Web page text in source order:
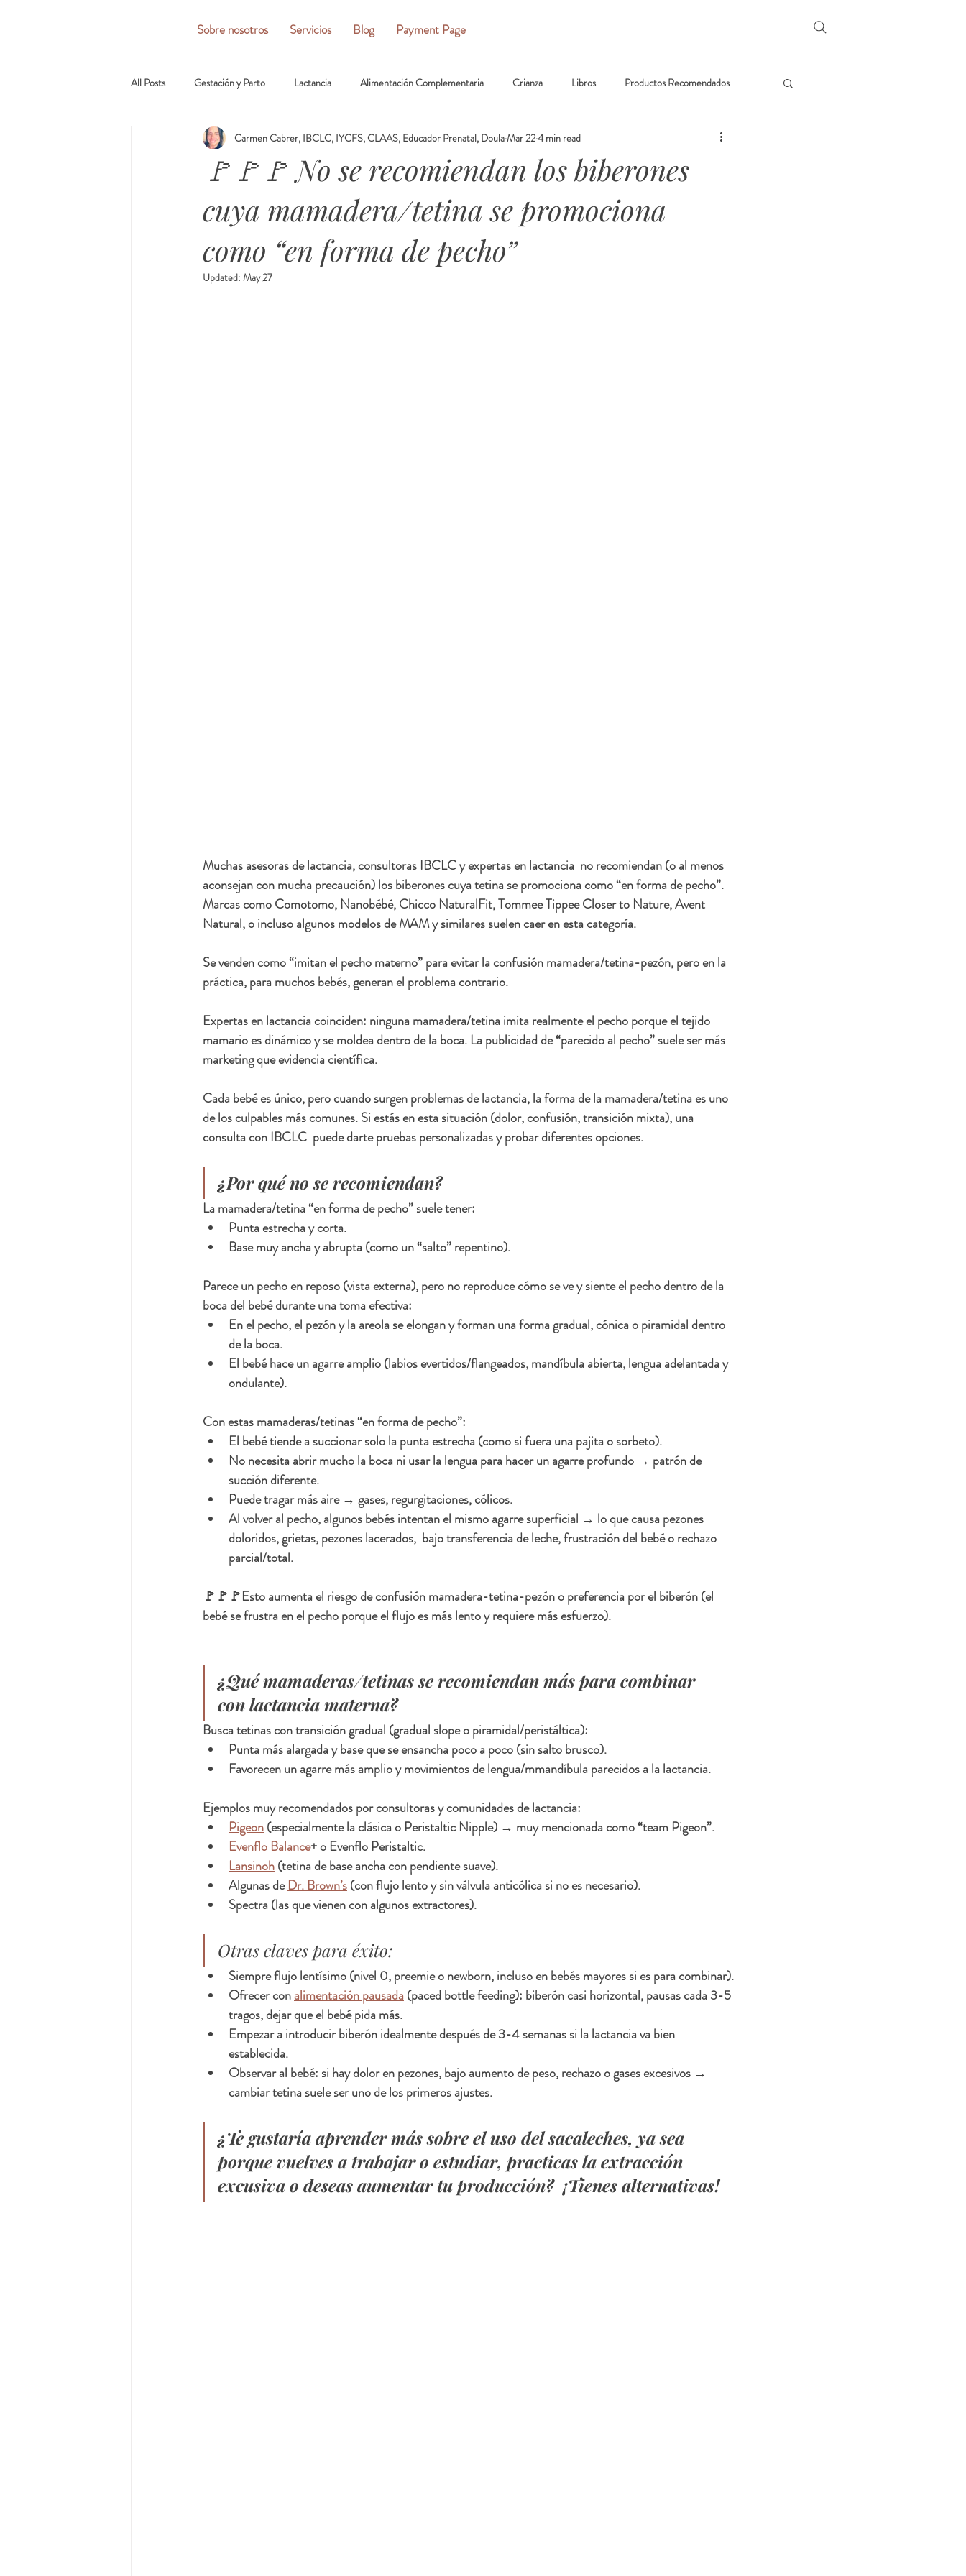
Sobre nosotros Servicios Blog Payment Page
All Posts Gestación y Parto Lactancia Alimentación Complementaria Crianza Libros Productos Recomendados
🚩🚩🚩 No se recomiendan los biberones
cuya mamadera/tetina se promociona
como “en forma de pecho”
Carmen Cabrer, IBCLC, IYCFS, CLAAS, Educador Prenatal, DoulaMar 224 min read
Updated: May 27
Muchas asesoras de lactancia, consultoras IBCLC y expertas en lactancia  no recomiendan (o al menos
aconsejan con mucha precaución) los biberones cuya tetina se promociona como “en forma de pecho”.
Marcas como Comotomo, Nanobébé, Chicco NaturalFit, Tommee Tippee Closer to Nature, Avent
Natural, o incluso algunos modelos de MAM y similares suelen caer en esta categoría.
Se venden como “imitan el pecho materno” para evitar la confusión mamadera/tetina-pezón, pero en la
práctica, para muchos bebés, generan el problema contrario.
Expertas en lactancia coinciden: ninguna mamadera/tetina imita realmente el pecho porque el tejido
mamario es dinámico y se moldea dentro de la boca. La publicidad de “parecido al pecho” suele ser más
marketing que evidencia científica.
Cada bebé es único, pero cuando surgen problemas de lactancia, la forma de la mamadera/tetina es uno
de los culpables más comunes. Si estás en esta situación (dolor, confusión, transición mixta), una
consulta con IBCLC  puede darte pruebas personalizadas y probar diferentes opciones.
¿Por qué no se recomiendan?
La mamadera/tetina “en forma de pecho” suele tener:
Punta estrecha y corta.
Base muy ancha y abrupta (como un “salto” repentino).
Parece un pecho en reposo (vista externa), pero no reproduce cómo se ve y siente el pecho dentro de la
boca del bebé durante una toma efectiva:
En el pecho, el pezón y la areola se elongan y forman una forma gradual, cónica o piramidal dentro
de la boca.
El bebé hace un agarre amplio (labios evertidos/flangeados, mandíbula abierta, lengua adelantada y
ondulante).
Con estas mamaderas/tetinas “en forma de pecho”:
El bebé tiende a succionar solo la punta estrecha (como si fuera una pajita o sorbeto).
No necesita abrir mucho la boca ni usar la lengua para hacer un agarre profundo → patrón de
succión diferente.
Puede tragar más aire → gases, regurgitaciones, cólicos.
Al volver al pecho, algunos bebés intentan el mismo agarre superficial → lo que causa pezones
doloridos, grietas, pezones lacerados,  bajo transferencia de leche, frustración del bebé o rechazo
parcial/total.
🚩🚩🚩Esto aumenta el riesgo de confusión mamadera-tetina-pezón o preferencia por el biberón (el
bebé se frustra en el pecho porque el flujo es más lento y requiere más esfuerzo).
¿Qué mamaderas/tetinas se recomiendan más para combinar
con lactancia materna?
Busca tetinas con transición gradual (gradual slope o piramidal/peristáltica):
Punta más alargada y base que se ensancha poco a poco (sin salto brusco).
Favorecen un agarre más amplio y movimientos de lengua/mmandíbula parecidos a la lactancia.
Ejemplos muy recomendados por consultoras y comunidades de lactancia:
Pigeon (especialmente la clásica o Peristaltic Nipple) → muy mencionada como “team Pigeon”.
Evenflo Balance+ o Evenflo Peristaltic.
Lansinoh (tetina de base ancha con pendiente suave).
Algunas de Dr. Brown’s (con flujo lento y sin válvula anticólica si no es necesario).
Spectra (las que vienen con algunos extractores).
Otras claves para éxito:
Siempre flujo lentísimo (nivel 0, preemie o newborn, incluso en bebés mayores si es para combinar).
Ofrecer con alimentación pausada (paced bottle feeding): biberón casi horizontal, pausas cada 3-5
tragos, dejar que el bebé pida más.
Empezar a introducir biberón idealmente después de 3-4 semanas si la lactancia va bien
establecida.
Observar al bebé: si hay dolor en pezones, bajo aumento de peso, rechazo o gases excesivos →
cambiar tetina suele ser uno de los primeros ajustes.
¿Te gustaría aprender más sobre el uso del sacaleches, ya sea
porque vuelves a trabajar o estudiar, practicas la extracción
excusiva o deseas aumentar tu producción?  ¡Tienes alternativas!